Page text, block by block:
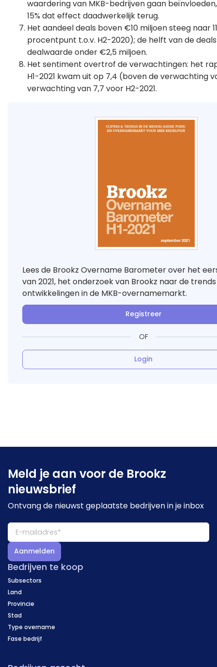
waardering van MKB-bedrijven gaan
15% dat effect daadwerkelijk terug.
Het aandeel deals boven €10 miljoen steeg naar
procentpunt t.o.v. H2-2020); de helft van de
dealwaarde onder €2,5 miljoen.
Het sentiment overtrof de verwachtingen: het
H1-2021 kwam uit op 7,4 (boven de verwachting
verwachting van 7,7 voor H2-2021.
Lees de Brookz Overname Barometer over het
van 2021, het onderzoek van Brookz naar de
ontwikkelingen in de MKB-overnamemarkt.
Registreer
OF
Login
Meld je aan voor de Brookz
nieuwsbrief
Ontvang de nieuwst geplaatste bedrijven in je inbox
Aanmelden
Bedrijven te koop
Subsectors
Land
Provincie
Stad
Type overname
Fase bedrijf